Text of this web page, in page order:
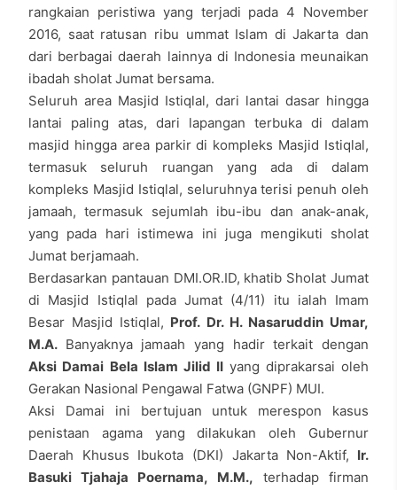
rangkaian peristiwa yang terjadi pada 4 November
2016, saat ratusan ribu ummat Islam di Jakarta dan
dari berbagai daerah lainnya di Indonesia meunaikan
ibadah sholat Jumat bersama.
Seluruh area Masjid Istiqlal, dari lantai dasar hingga
lantai paling atas, dari lapangan terbuka di dalam
masjid hingga area parkir di kompleks Masjid Istiqlal,
termasuk seluruh ruangan yang ada di dalam
kompleks Masjid Istiqlal, seluruhnya terisi penuh oleh
jamaah, termasuk sejumlah ibu-ibu dan anak-anak,
yang pada hari istimewa ini juga mengikuti sholat
Jumat berjamaah.
Berdasarkan pantauan DMI.OR.ID, khatib Sholat Jumat
di Masjid Istiqlal pada Jumat (4/11) itu ialah Imam
Besar Masjid Istiqlal, Prof. Dr. H. Nasaruddin Umar,
M.A. Banyaknya jamaah yang hadir terkait dengan
Aksi Damai Bela Islam Jilid II yang diprakarsai oleh
Gerakan Nasional Pengawal Fatwa (GNPF) MUI.
Aksi Damai ini bertujuan untuk merespon kasus
penistaan agama yang dilakukan oleh Gubernur
Daerah Khusus Ibukota (DKI) Jakarta Non-Aktif, Ir.
Basuki Tjahaja Poernama, M.M., terhadap firman